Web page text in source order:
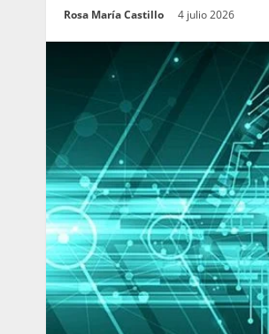
Rosa María Castillo 4 julio 2026